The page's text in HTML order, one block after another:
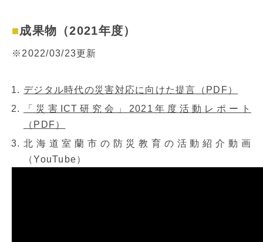
成果物（2021年度）
※2022/03/23更新
デジタル時代の災害対応に向けた提言（PDF）
「災害ICT研究会」2021年度活動レポート
（PDF）
北海道室蘭市の防災教育の活動紹介動画
（YouTube）